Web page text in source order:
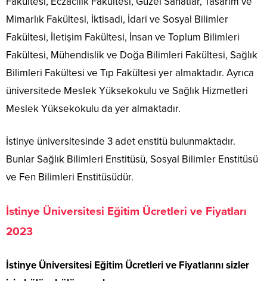
Mimarlık Fakültesi, İktisadi, İdari ve Sosyal Bilimler
Fakültesi, İletişim Fakültesi, İnsan ve Toplum Bilimleri
Fakültesi, Mühendislik ve Doğa Bilimleri Fakültesi, Sağlık
Bilimleri Fakültesi ve Tıp Fakültesi yer almaktadır. Ayrıca
üniversitede Meslek Yüksekokulu ve Sağlık Hizmetleri
Meslek Yüksekokulu da yer almaktadır.
İstinye üniversitesinde 3 adet enstitü bulunmaktadır.
Bunlar Sağlık Bilimleri Enstitüsü, Sosyal Bilimler Enstitüsü
ve Fen Bilimleri Enstitüsüdür.
İstinye Üniversitesi Eğitim Ücretleri ve Fiyatları
2023
İstinye Üniversitesi Eğitim Ücretleri ve Fiyatlarını sizler